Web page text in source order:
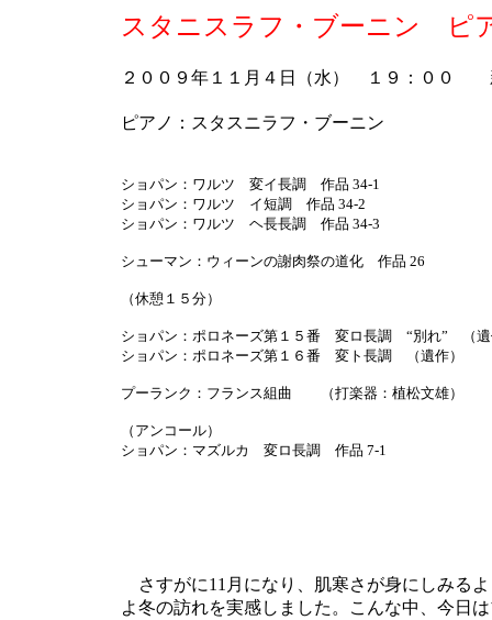
スタニスラフ・ブーニン ピ
２００９年１１月４日（水） １９：００
ピアノ：スタスニラフ・ブーニン
ショパン：ワルツ 変イ長調 作品 34-1
ショパン：ワルツ イ短調 作品 34-2
ショパン：ワルツ ヘ長長調 作品 34-3
シューマン：ウィーンの謝肉祭の道化 作品 26
（休憩１５分）
ショパン：ポロネーズ第１５番 変ロ長調 “別れ” （遺
ショパン：ポロネーズ第１６番 変ト長調 （遺作）
プーランク：フランス組曲 （打楽器：植松文雄）
（アンコール）
ショパン：マズルカ 変ロ長調 作品 7-1
さすがに11月になり、肌寒さが身にしみる
よ冬の訪れを実感しました。こんな中、今日